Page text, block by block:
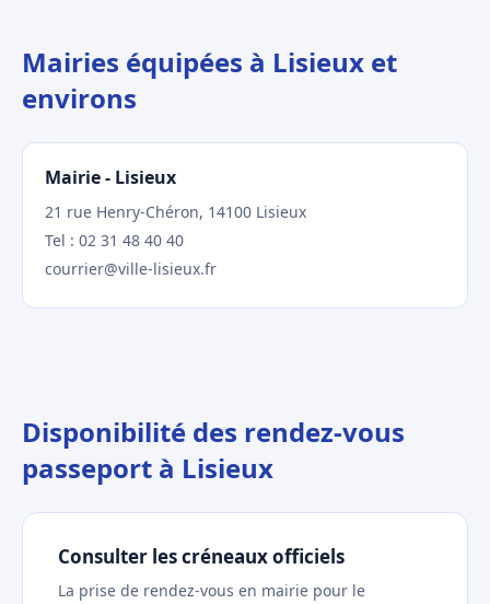
Mairies équipées à Lisieux et
environs
Mairie - Lisieux
21 rue Henry-Chéron, 14100 Lisieux
Tel : 02 31 48 40 40
courrier@ville-lisieux.fr
Disponibilité des rendez-vous
passeport à Lisieux
Consulter les créneaux officiels
La prise de rendez-vous en mairie pour le